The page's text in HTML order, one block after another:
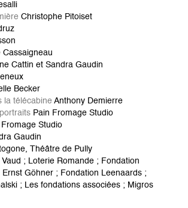
Christophe Pitoiset
Cassaigneau
Cattin et Sandra Gaudin
Becker
la télécabine Anthony Demierre
Pain Fromage Studio
Fromage Studio
Gaudin
Théâtre de Pully
; Loterie Romande ; Fondation
Göhner ; Fondation Leenaards ;
; Les fondations associées ; Migros